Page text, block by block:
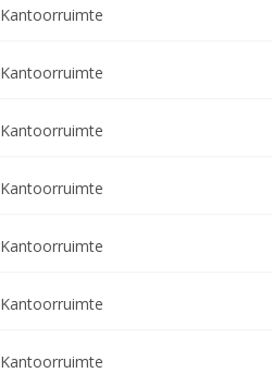
Kantoorruimte
Kantoorruimte
Kantoorruimte
Kantoorruimte
Kantoorruimte
Kantoorruimte
Kantoorruimte